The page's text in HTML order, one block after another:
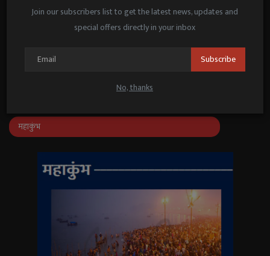
Join our subscribers list to get the latest news, updates and
special offers directly in your inbox
Subscribe
No, thanks
Janmat News May 21, 2025
जनप्रतिनिधि–अधिकारियों के संवाद के लिए
महाकुंभ